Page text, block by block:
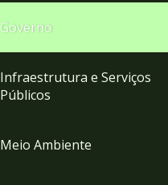
Governo
Infraestrutura e Serviços
Públicos
Meio Ambiente